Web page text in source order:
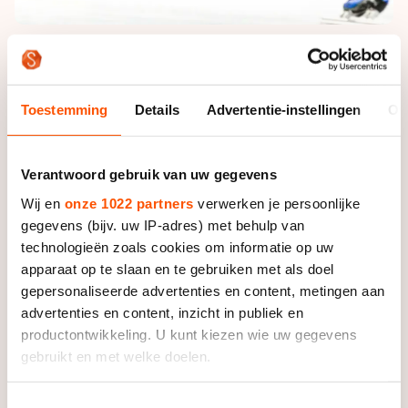
Toestemming Details Advertentie-instellingen
Verantwoord gebruik van uw gegevens
Wij en onze 1022 partners verwerken je persoonlijke
gegevens (bijv. uw IP-adres) met behulp van
technologieën zoals cookies om informatie op uw
apparaat op te slaan en te gebruiken met als doel
gepersonaliseerde advertenties en content, metingen aan
advertenties en content, inzicht in publiek en
productontwikkeling. U kunt kiezen wie uw gegevens
gebruikt en met welke doelen.
Met die val vielen niet alleen de kansen op een
kostte de Nederlandse ploeg, met Jorien ter Mors,
Lara van Ruijven, Sanne en Yara van Kerkhof, ook een
De ploeg eindigt daardoor als achtste.
Het oranjekwartet kwam als derde van de startlijn.
Regerend olympisch kampioen China pakte direct de
kop, gevolgd door de Italiaanse vrouwen. Voor
Nederland waren de Italianen het richtpunt.
Halverwege de race zette de 20-jarige Van Ruijven
een geslaagde aanval in op Italië en nam daarmee de
tweede plaats over.